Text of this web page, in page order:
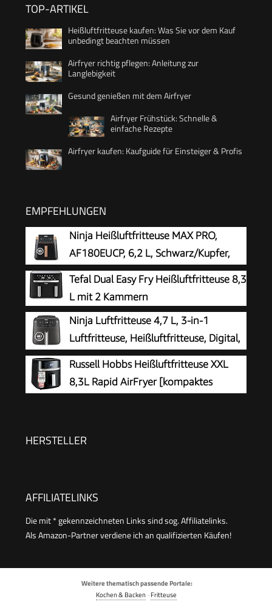
TOP-ARTIKEL
Heißluftfritteuse kaufen: Was Sie vor dem Kauf
unbedingt beachten müssen
Airfryer richtig pflegen: Anleitung zur
Langlebigkeit
Gesund genießen mit dem Airfryer
Airfryer Frühstück: Schnelle &
einfache Rezepte
Airfryer kaufen: Kaufguide für Einsteiger & Profis
EMPFEHLUNGEN
Ninja Heißluftfritteuse MAX PRO,
AF180EUCP, 6,2 L, Schwarz/Kupfer,
ölfrei
Tefal Dual Easy Fry Heißluftfritteuse 8,3
L mit 2 Kammern
Ninja Luftfritteuse 4,7 L, 3-in-1
Luftfritteuse, Heißluftfritteuse, Digital,
Antihaft-Fritteuse, 2000 W, Schwarz
Russell Hobbs Heißluftfritteuse XXL
8,3L Rapid AirFryer [kompaktes
Fritteuse ohne Öl, TouchScreen,Grillen,Backen)
HERSTELLER
AFFILIATELINKS
Die mit * gekennzeichneten Links sind sog. Affiliatelinks.
Als Amazon-Partner verdiene ich an qualifizierten Käufen!
Weitere thematisch passende Portale:
Kochen & Backen·Fritteuse